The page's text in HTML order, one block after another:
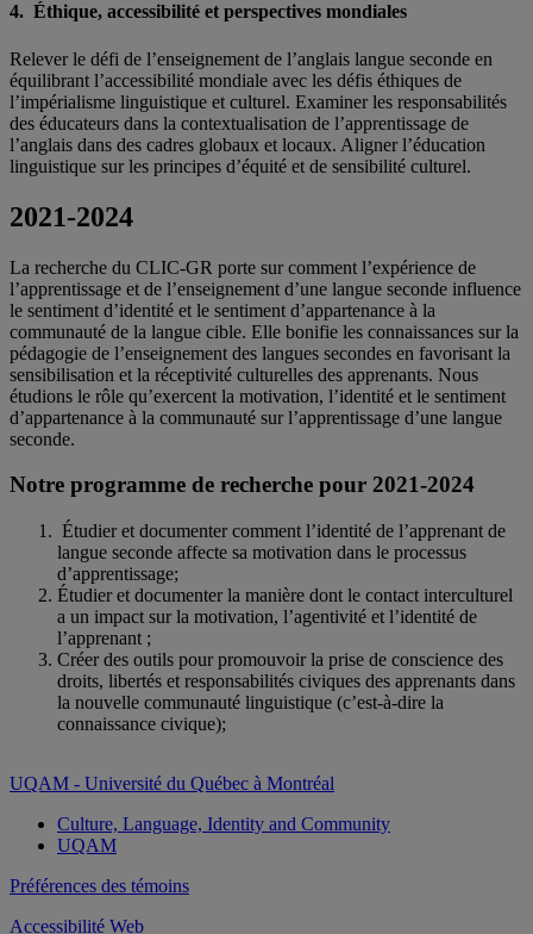
4. Éthique, accessibilité et perspectives mondiales
Relever le défi de l’enseignement de l’anglais langue seconde en
équilibrant l’accessibilité mondiale avec les défis éthiques de
l’impérialisme linguistique et culturel. Examiner les responsabilités
des éducateurs dans la contextualisation de l’apprentissage de
l’anglais dans des cadres globaux et locaux. Aligner l’éducation
linguistique sur les principes d’équité et de sensibilité culturel.
2021-2024
La recherche du CLIC-GR porte sur comment l’expérience de
l’apprentissage et de l’enseignement d’une langue seconde influence
le sentiment d’identité et le sentiment d’appartenance à la
communauté de la langue cible. Elle bonifie les connaissances sur la
pédagogie de l’enseignement des langues secondes en favorisant la
sensibilisation et la réceptivité culturelles des apprenants. Nous
étudions le rôle qu’exercent la motivation, l’identité et le sentiment
d’appartenance à la communauté sur l’apprentissage d’une langue
seconde.
Notre programme de recherche pour 2021-2024
Étudier et documenter comment l’identité de l’apprenant de
langue seconde affecte sa motivation dans le processus
d’apprentissage;
Étudier et documenter la manière dont le contact interculturel
a un impact sur la motivation, l’agentivité et l’identité de
l’apprenant ;
Créer des outils pour promouvoir la prise de conscience des
droits, libertés et responsabilités civiques des apprenants dans
la nouvelle communauté linguistique (c’est-à-dire la
connaissance civique);
UQAM - Université du Québec à Montréal
Culture, Language, Identity and Community
UQAM
Préférences des témoins
Accessibilité Web